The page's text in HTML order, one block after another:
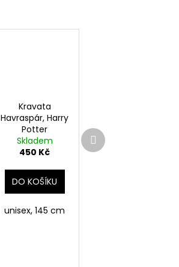
Kravata
Havraspár, Harry
Potter
Skladem
450 Kč
DO KOŠÍKU
unisex, 145 cm
Další
produkt